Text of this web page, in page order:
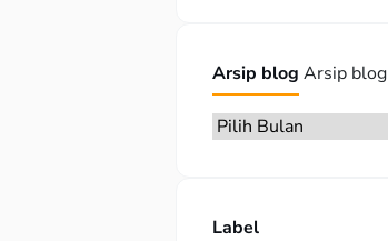
Arsip blog Arsip blog
Label